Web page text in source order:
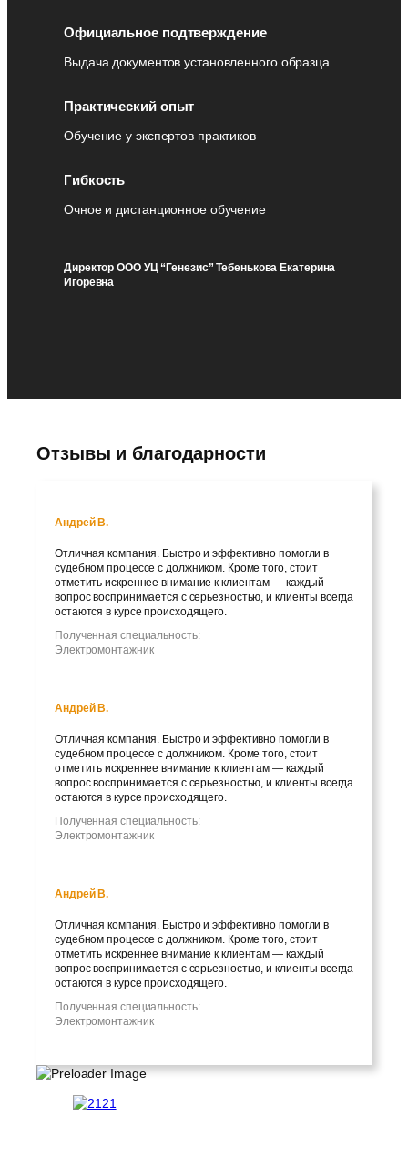
Официальное подтверждение
Выдача документов установленного образца
Практический опыт
Обучение у экспертов практиков
Гибкость
Очное и дистанционное обучение
Директор ООО УЦ “Генезис” Тебенькова Екатерина
Игоревна
Отзывы и благодарности
Андрей В.
Отличная компания. Быстро и эффективно помогли в
судебном процессе с должником. Кроме того, стоит
отметить искреннее внимание к клиентам — каждый
вопрос воспринимается с серьезностью, и клиенты всегда
остаются в курсе происходящего.
Полученная специальность:
Электромонтажник
Андрей В.
Отличная компания. Быстро и эффективно помогли в
судебном процессе с должником. Кроме того, стоит
отметить искреннее внимание к клиентам — каждый
вопрос воспринимается с серьезностью, и клиенты всегда
остаются в курсе происходящего.
Полученная специальность:
Электромонтажник
Андрей В.
Отличная компания. Быстро и эффективно помогли в
судебном процессе с должником. Кроме того, стоит
отметить искреннее внимание к клиентам — каждый
вопрос воспринимается с серьезностью, и клиенты всегда
остаются в курсе происходящего.
Полученная специальность:
Электромонтажник